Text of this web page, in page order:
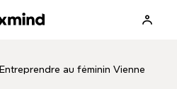
Entreprendre au féminin Vienne